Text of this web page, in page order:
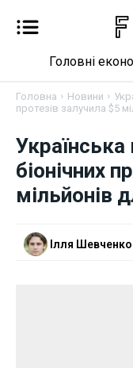
Новини
Бізнес
Головні
Головна Новини
протезів залучила $5
біонічних
мільйонів
Ілля Шевченко